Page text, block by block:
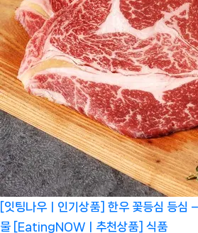
[잇팅나우ㅣ인기상품] 한우 꽃등심 등심
물 [EatingNOWㅣ추천상품] 식품